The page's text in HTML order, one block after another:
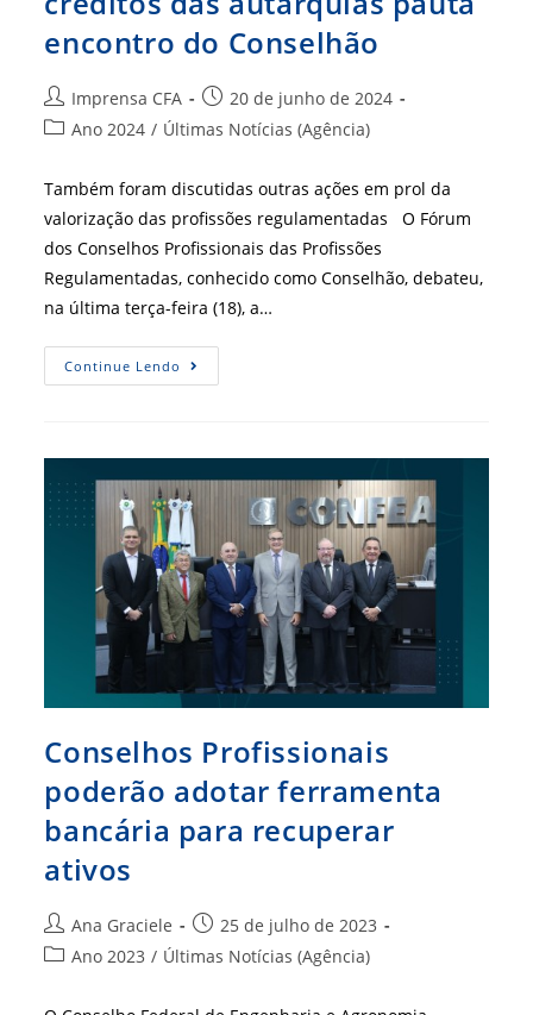
encontro do Conselhão
Autor
do
Imprensa CFA
Post
publicado:
20 de junho de 2024
Categoria
post:
Ano 2024 / Últimas Notícias (Agência)
Também foram discutidas outras ações em prol da
valorização das profissões regulamentadas O Fórum
dos Conselhos Profissionais das Profissões
Regulamentadas, conhecido como Conselhão, debateu,
na última terça-feira (18), a…
Continue Lendo Uso
Da
Créditos
Das
Autarquias
Pauta
Encontro
Do
Conselhão
Conselhos Profissionais
poderão adotar ferramenta
bancária para recuperar
ativos
Autor
do
Ana Graciele
Post
publicado:
25 de julho de 2023
Categoria
post:
Ano 2023 / Últimas Notícias (Agência)